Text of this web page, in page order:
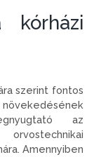
kórházi
szerint fontos
az
Amennyiben